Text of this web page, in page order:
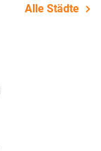
Alle Städte